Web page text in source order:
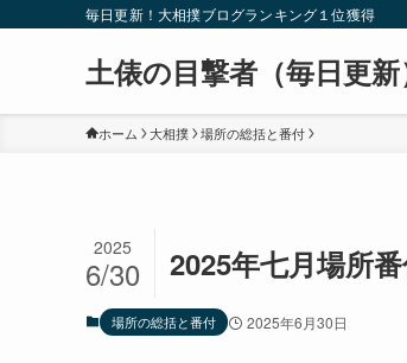
毎日更新！大相撲ブログランキング１位獲得
土俵の目撃者（毎日更新
ホーム 大相撲 場所の総括と番付
2025年七月場所
2025
6/30
場所の総括と番付 2025年6月30日